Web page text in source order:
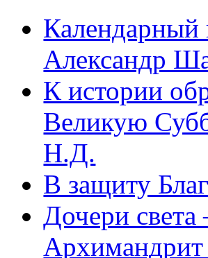
Календарный
Александр
К истории
Великую
Н.Д.
В защиту
Дочери